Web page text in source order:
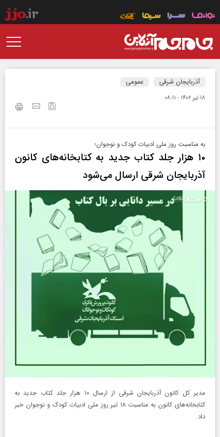
آذربایجان شرقی عمومی
۱۸ تير ۱۴۰۲ - ۰۸:۱۱
به مناسبت روز ملی ادبیات کودک و نوجوان؛
۱۰ هزار جلد کتاب جدید به کتابخانه‌های کانون
آذربایجان شرقی ارسال می‌شود
مدیر کل کانون آذربایجان شرقی از ارسال ۱۰ هزار جلد کتاب جدید به
کتابخانه‌های کانون به مناسبت ۱۸ تیر روز ملی ادبیات کودک و نوجوان خبر
داد.